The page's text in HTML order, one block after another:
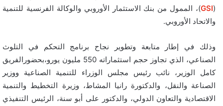
(
GSI)، الممول من بنك الاستثمار الأوروبي والوكالة الفرنسية للتنمية
والاتحاد الأوروبي.
وذلك في إطار متابعة وتطوير نجاح برنامج التحكم في التلوث
الصناعي، الذي تجاوز حجم استثماراته 550 مليون يورو،بحضورالفريق
كامل الوزير، نائب رئيس مجلس الوزراء للتنمية الصناعية ووزير
الصناعة والنقل، والدكتورة رانيا المشاط، وزيرة التخطيط والتنمية
الاقتصادية والتعاون الدولي، والدكتور على أبو سنة، الرئيس التنفيذي